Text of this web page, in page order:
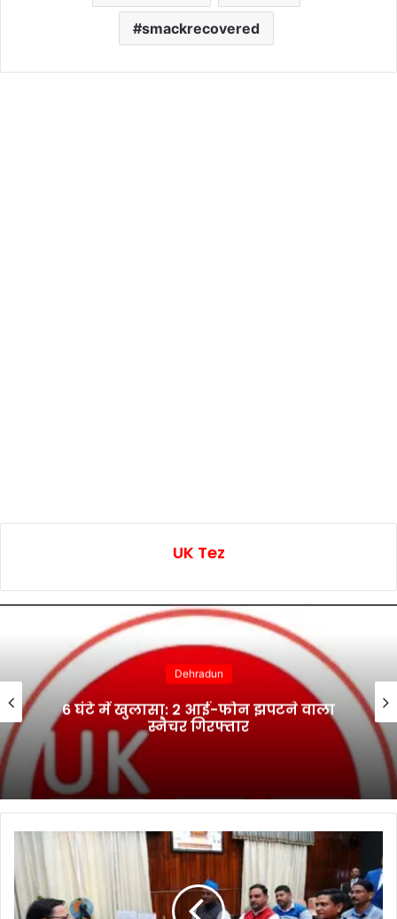
smackrecovered
UK Tez
Dehradun
6 घंटे में खुलासा: 2 आई-फोन झपटने वाला
स्नैचर गिरफ्तार